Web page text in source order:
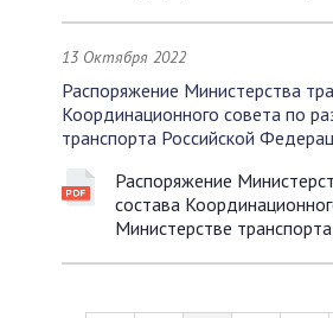
13 Октября 2022
Распоряжение Министерства
Координационного совета по
транспорта Российской
Распоряжение
состава
Министерстве